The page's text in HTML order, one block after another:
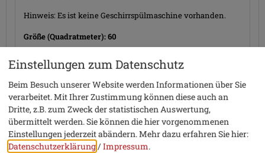
Hinweis: Es ist keine Geschirrspülmaschine vorhanden.
Größe (Quadratmeter): 60
Belegung: 1-2 Personen
Verfügbarkeiten anzeigen
Informationen von Ihrem Gastgeber
Einstellungen zum Datenschutz
Beim Besuch unserer Website werden Informationen über Sie
verarbeitet. Mit Ihrer Zustimmung können diese auch an
Dritte, z.B. zum Zweck der statistischen Auswertung,
übermittelt werden. Sie können die hier vorgenommenen
Einstellungen jederzeit abändern.Mehr dazu erfahren Sie hier:
Datenschutzerklärung/Impressum.